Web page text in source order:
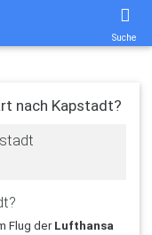
Suche
nach Kapstadt?
Flug derLufthansa